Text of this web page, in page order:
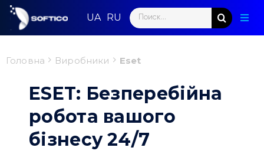
Skip
content
Search
for:
Головна Виробники Eset
ESET: Безперебійна
робота вашого
бізнесу 24/7